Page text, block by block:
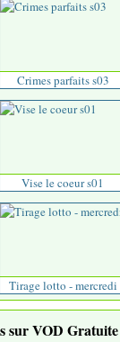
Crimes parfaits s03
Vise le coeur s01
Tirage lotto - mercredi
sur VOD